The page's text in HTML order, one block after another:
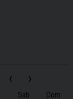
‹ ›
Sab Dom